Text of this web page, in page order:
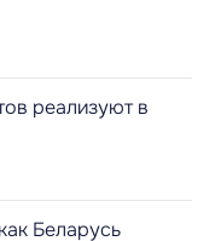
реализуют в
Беларусь